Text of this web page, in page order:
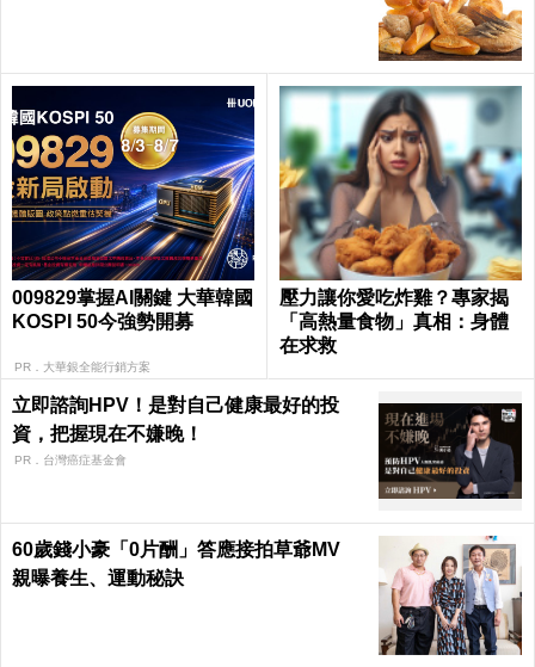
009829掌握AI關鍵 大華韓國
KOSPI 50今強勢開募
PR．大華銀全能行銷方案
壓力讓你愛吃炸雞？專家揭
「高熱量食物」真相：身體
在求救
立即諮詢HPV！是對自己健康最好的投
資，把握現在不嫌晚！
PR．台灣癌症基金會
60歲錢小豪「0片酬」答應接拍草爺MV
親曝養生、運動秘訣